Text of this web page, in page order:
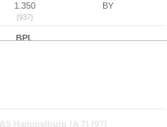
1.350
(937)
BY
BPL
Hammelburg (A 7) (97)